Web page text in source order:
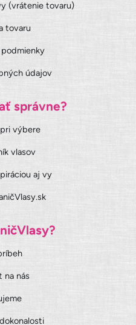
(vrátenie tovaru)
tovaru
údajov
správne?
výbere
vlasov
aj vy
na nás